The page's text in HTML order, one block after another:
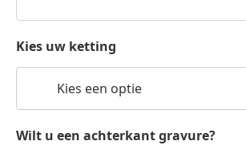
Kies uw ketting
Kies een optie
Wilt u een achterkant gravure?